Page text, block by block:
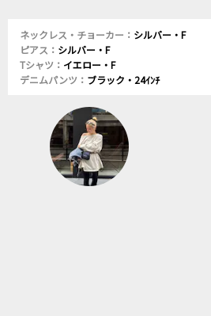
ネックレス・チョーカー： シルバー・F
ピアス： シルバー・F
Tシャツ： イエロー・F
デニムパンツ： ブラック・24ｲﾝﾁ